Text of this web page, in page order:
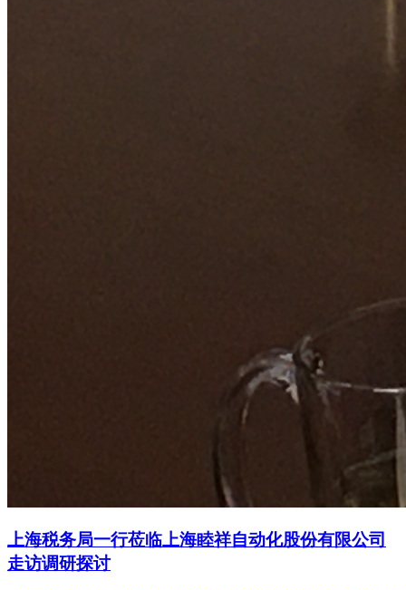
上海税务局一行莅临上海睦祥自动化股份有限公司
走访调研探讨